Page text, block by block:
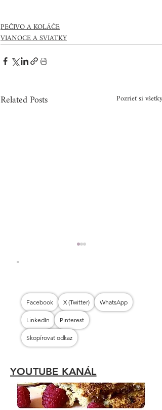
PEČIVO A KOLÁČE
VIANOCE A SVIATKY
Related Posts Pozrieť si všetky
TVAROHOVÉ PAGÁČIKY
OD MOJEJ STAREJ MAMY
Facebook X (Twitter) WhatsApp
LinkedIn Pinterest
Skopírovať odkaz
YOUTUBE KANÁL